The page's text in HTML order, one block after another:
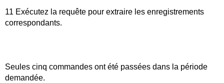
11 Exécutez la requête pour extraire les enregistrements
correspondants.
Seules cinq commandes ont été passées dans la période
demandée.